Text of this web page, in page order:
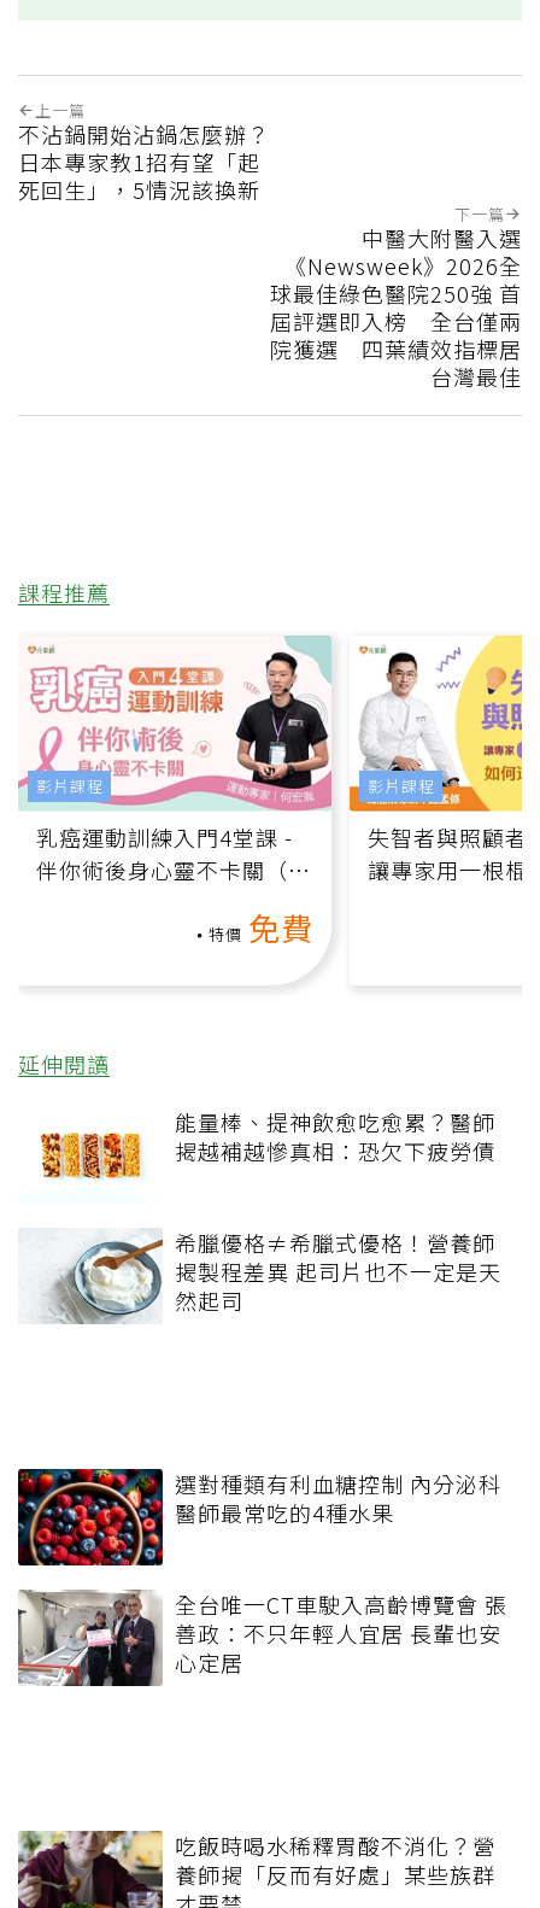
上一篇
不沾鍋開始沾鍋怎麼辦？
日本專家教1招有望「起
死回生」，5情況該換新
下一篇
中醫大附醫入選
《Newsweek》2026全
球最佳綠色醫院250強 首
屆評選即入榜 全台僅兩
院獲選 四葉績效指標居
台灣最佳
課程推薦
乳癌運動訓練入門4堂課 -
伴你術後身心靈不卡關（線
特價 免費
影片課程
失智者與照顧者
讓專家用一根棍
影片課程
延伸閱讀
能量棒、提神飲愈吃愈累？醫師
揭越補越慘真相：恐欠下疲勞債
希臘優格≠希臘式優格！營養師
揭製程差異 起司片也不一定是天
然起司
選對種類有利血糖控制 內分泌科
醫師最常吃的4種水果
全台唯一CT車駛入高齡博覽會 張
善政：不只年輕人宜居 長輩也安
心定居
吃飯時喝水稀釋胃酸不消化？營
養師揭「反而有好處」某些族群